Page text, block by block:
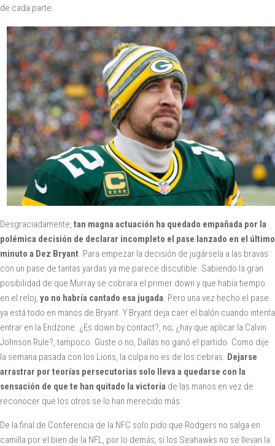
de cada parte.
Desgraciadamente, tan magna actuación ha quedado empañada por la
polémica decisión de declarar incompleto el pase lanzado en el último
minuto a Dez Bryant. Para empezar la decisión de jugársela a las bravas
con un pase de tantas yardas ya me parece discutible. Sabiendo la gran
posibilidad de que Murray se cobrara el primer down y que había tiempo
en el reloj, yo no habría cantado esa jugada. Pero una vez hecho el pase
ya está todo en manos de Bryant. Y Bryant deja caer el balón cuando intenta
entrar en la Endzone. ¿Es down by contact?, no; ¿hay que aplicar la Calvin
Johnson Rule?, tampoco. Guste o no, Dallas no ganó el partido. Como dije
la semana pasada con los Lions, la culpa no es de los cebras. Dejarse
arrastrar por teorías persecutorias solo lleva a quedarse con la
sensación de que te han quitado la victoria de las manos en vez de
reconocer que los otros se lo han merecido más.
De la final de Conferencia de la NFC solo pido que Rodgers no salga en
camilla por el bien de la NFL, por lo demás, si los Seahawks no se llevan la